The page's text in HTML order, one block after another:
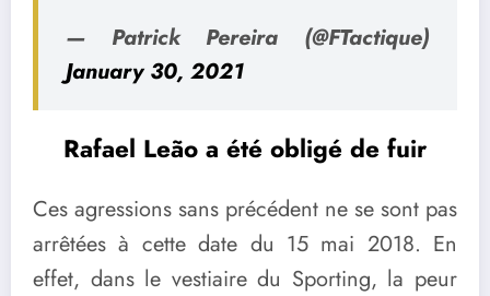
— Patrick Pereira (@FTactique)
January 30, 2021
Rafael Leão a été obligé de fuir
Ces agressions sans précédent ne se sont pas
arrêtées à cette date du 15 mai 2018. En
effet, dans le vestiaire du Sporting, la peur